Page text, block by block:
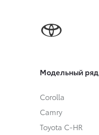
Модельный ряд
Corolla
Camry
Toyota C-HR